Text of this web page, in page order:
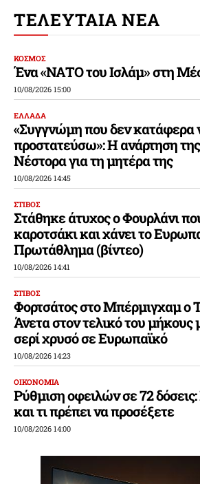
ΤΕΛΕΥΤΑΙΑ ΝΕΑ
ΚΟΣΜΟΣ
Ένα «ΝΑΤΟ του Ισλάμ» στη
10/08/2026 15:00
ΕΛΛΑΔΑ
«Συγγνώμη που δεν κατάφερα
προστατεύσω»: Η ανάρτηση
Νέστορα για τη μητέρα της
10/08/2026 14:45
ΣΤΙΒΟΣ
Στάθηκε άτυχος ο Φουρλάνι
καροτσάκι και χάνει το
Πρωτάθλημα (βίντεο)
10/08/2026 14:41
ΣΤΙΒΟΣ
Φορτσάτος στο Μπέρμιγχαμ ο
Άνετα στον τελικό του μήκους
σερί χρυσό σε Ευρωπαϊκό
10/08/2026 14:23
ΟΙΚΟΝΟΜΙΑ
Ρύθμιση οφειλών σε 72
και τι πρέπει να προσέξετε
10/08/2026 14:00